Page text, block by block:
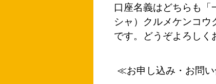
口座名義はどちらも「
シャ）クルメケンコウ
です。どうぞよろしく
≪お申し込み・お問